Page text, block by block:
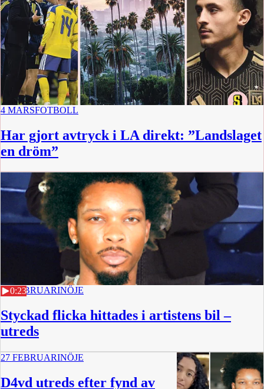
4 MARSFOTBOLL
Har gjort avtryck i LA direkt: ”Landslaget
en dröm”
0:23
27 FEBRUARINÖJE
Styckad flicka hittades i artistens bil –
utreds
27 FEBRUARINÖJE
D4vd utreds efter fynd av